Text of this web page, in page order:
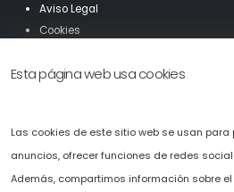
Aviso Legal
Cookies
Accesibilidad
Solicítenos presupuesto sin compromiso.
Puede ponerse en contacto con nosotros
completando el fomulario de solicitud de
Esta página web usa cookies
Las cookies de este sitio web se usan
anuncios, ofrecer funciones de redes
Además, compartimos información sobre